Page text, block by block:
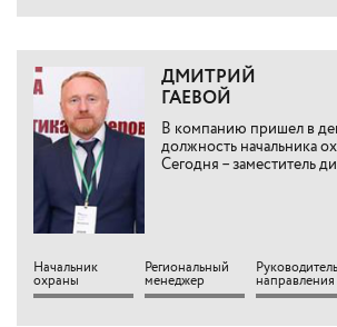
ДМИТРИЙ
ГАЕВОЙ
В компанию пришел в
должность начальника
Сегодня – заместитель
Начальник
охраны
Региональный
менеджер
Руководитель
направления